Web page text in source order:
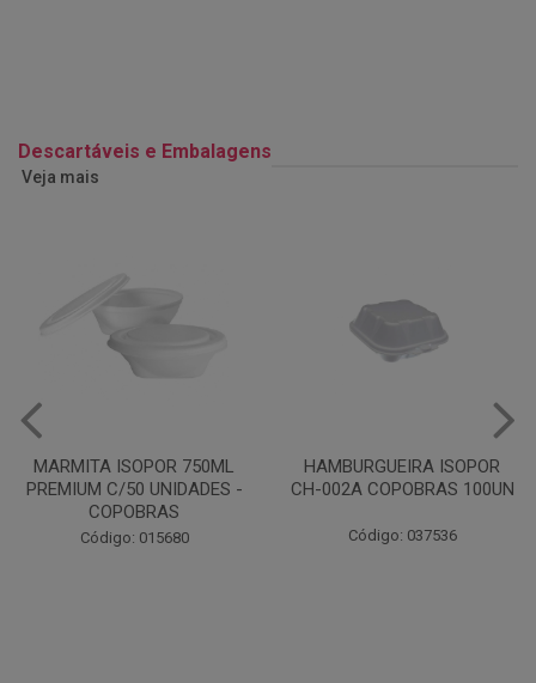
Descartáveis e Embalagens
Veja mais
HAMBURGUEIRA ISOPOR
CH-002A COPOBRAS 100UN
Código: 037536
CAIXA PARDA PIZZA N30
OITAVADA BALUARTE C/10
Código: 001124